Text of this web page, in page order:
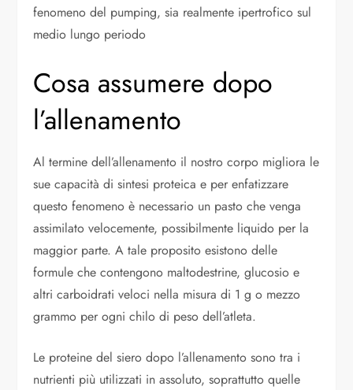
fenomeno del pumping, sia realmente ipertrofico sul
medio lungo periodo
Cosa assumere dopo
l’allenamento
Al termine dell’allenamento il nostro corpo migliora le
sue capacità di sintesi proteica e per enfatizzare
questo fenomeno è necessario un pasto che venga
assimilato velocemente, possibilmente liquido per la
maggior parte. A tale proposito esistono delle
formule che contengono maltodestrine, glucosio e
altri carboidrati veloci nella misura di 1 g o mezzo
grammo per ogni chilo di peso dell’atleta.
Le proteine del siero dopo l’allenamento sono tra i
nutrienti più utilizzati in assoluto, soprattutto quelle